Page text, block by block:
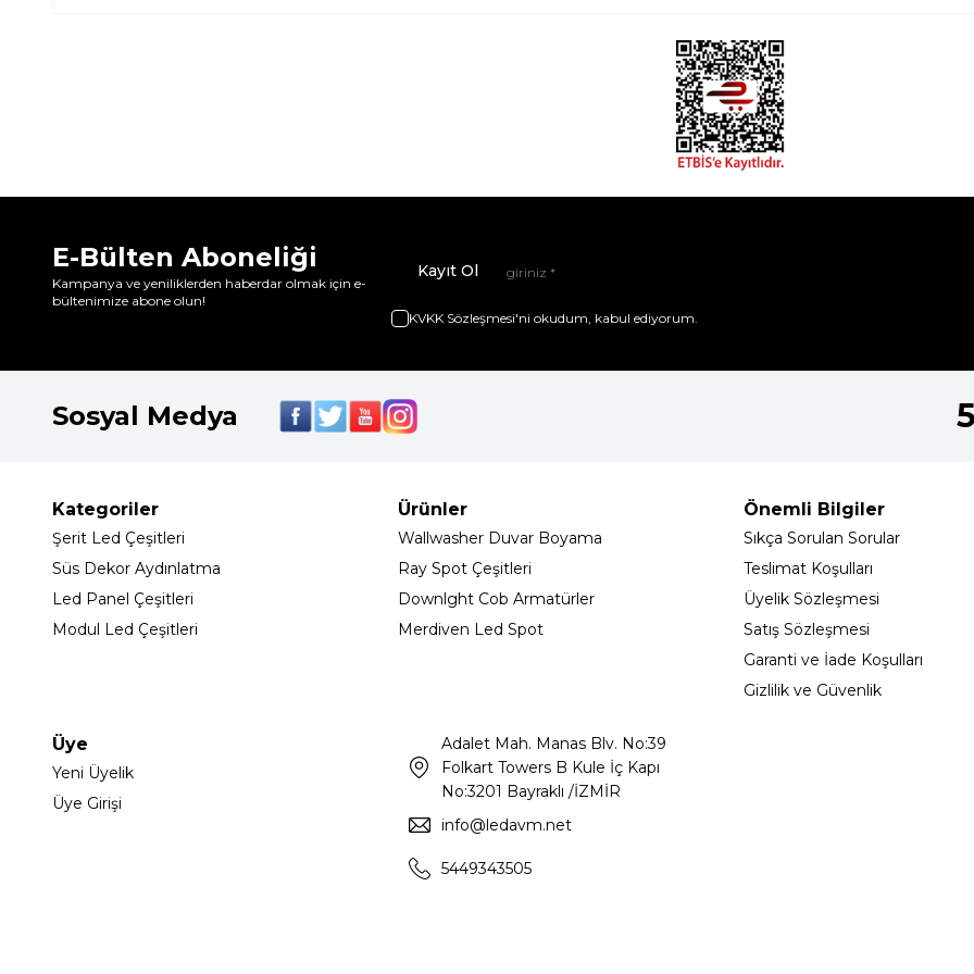
E-Bülten Aboneliği
Kampanya ve yeniliklerden haberdar olmak için e-
bültenimize abone olun!
Kayıt Ol
KVKK Sözleşmesi'ni okudum, kabul ediyorum.
Sosyal Medya
Kategoriler
Şerit Led Çeşitleri
Süs Dekor Aydınlatma
Led Panel Çeşitleri
Modul Led Çeşitleri
Ürünler
Wallwasher Duvar Boyama
Ray Spot Çeşitleri
Downlght Cob Armatürler
Merdiven Led Spot
Önemli Bilgiler
Sıkça Sorulan Sorular
Teslimat Koşulları
Üyelik Sözleşmesi
Satış Sözleşmesi
Garanti ve İade Koşulları
Gizlilik ve Güvenlik
Üye
Yeni Üyelik
Üye Girişi
Adalet Mah. Manas Blv. No:39
Folkart Towers B Kule İç Kapı
No:3201 Bayraklı /İZMİR
info@ledavm.net
5449343505